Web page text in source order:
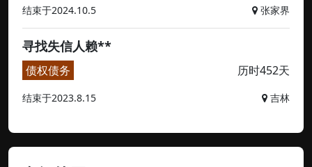
结束于2024.10.5 张家界
寻找失信人赖**
债权债务 历时452天
结束于2023.8.15 吉林